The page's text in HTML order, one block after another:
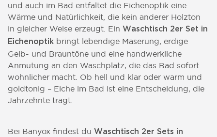
und auch im Bad entfaltet die Eichenoptik eine
Wärme und Natürlichkeit, die kein anderer Holzton
in gleicher Weise erzeugt. Ein Waschtisch 2er Set in
Eichenoptik bringt lebendige Maserung, erdige
Gelb- und Brauntöne und eine handwerkliche
Anmutung an den Waschplatz, die das Bad sofort
wohnlicher macht. Ob hell und klar oder warm und
goldtonig – Eiche im Bad ist eine Entscheidung, die
Jahrzehnte trägt.
Bei Banyox findest du Waschtisch 2er Sets in